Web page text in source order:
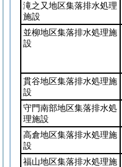
滝之又地区集落排水処理
施設
並柳地区集落排水処理施
設
貫谷地区集落排水処理施
設
守門南部地区集落排水処
理施設
高倉地区集落排水処理施
設
福山地区集落排水処理施